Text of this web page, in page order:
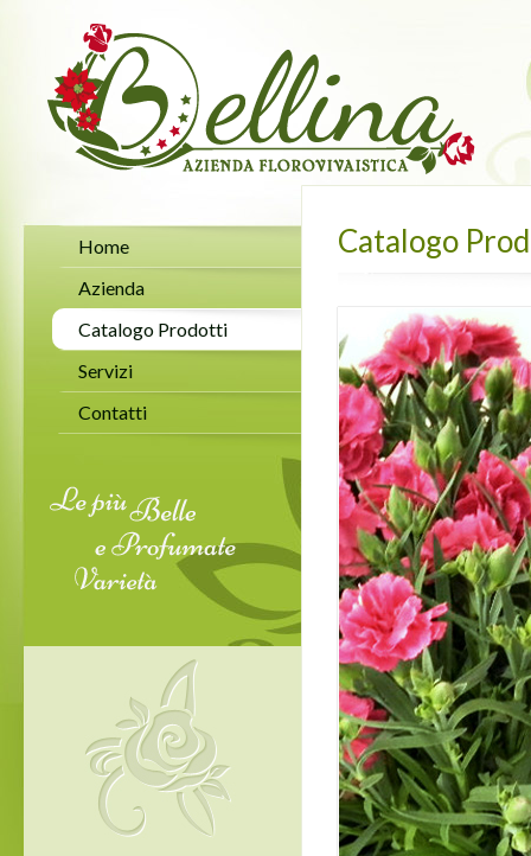
Home
Azienda
Catalogo Prodotti
Servizi
Contatti
Catalogo